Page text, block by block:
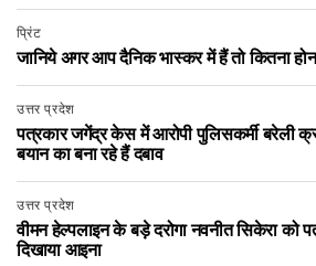
प्रिंट
जानिये अगर आप दैनिक भास्कर में हैं तो कितना
उत्तर प्रदेश
पत्रकार जगेंद्र केस में आरोपी पुलिसकर्मी बरेली
बयान का बना रहे हैं दबाव
उत्तर प्रदेश
वीमन हेल्पलाइन के बड़े दरोगा नवनीत सिकेरा को
दिखाया आइना